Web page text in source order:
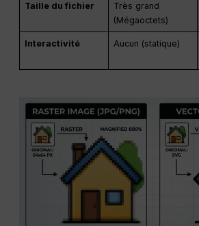
Taille du fichier
Très grand
(Mégaoctets)
Interactivité Aucun (statique)